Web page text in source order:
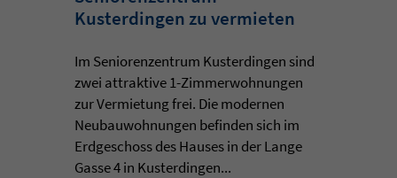
Kusterdingen zu vermieten
Im Seniorenzentrum Kusterdingen sind
zwei attraktive 1-Zimmerwohnungen
zur Vermietung frei. Die modernen
Neubauwohnungen befinden sich im
Erdgeschoss des Hauses in der Lange
Gasse 4 in Kusterdingen...